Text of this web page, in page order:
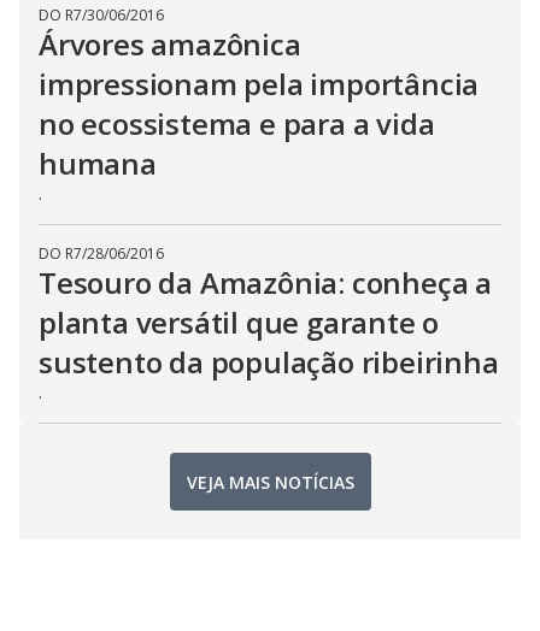
DO R7/30/06/2016
Árvores amazônica
impressionam pela importância
no ecossistema e para a vida
humana
.
DO R7/28/06/2016
Tesouro da Amazônia: conheça a
planta versátil que garante o
sustento da população ribeirinha
.
VEJA MAIS NOTÍCIAS